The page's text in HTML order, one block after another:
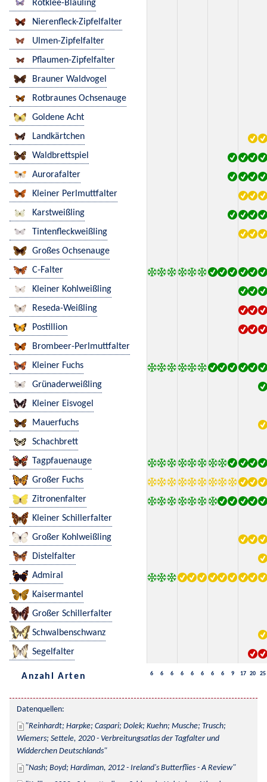
Rotklee-Bläuling
Nierenfleck-Zipfelfalter
Ulmen-Zipfelfalter
Pflaumen-Zipfelfalter
Brauner Waldvogel
Rotbraunes Ochsenauge
Goldene Acht
Landkärtchen
Waldbrettspiel
Aurorafalter
Kleiner Perlmuttfalter
Karstweißling
Tintenfleckweißling
Großes Ochsenauge
C-Falter
Kleiner Kohlweißling
Reseda-Weißling
Postillion
Brombeer-Perlmuttfalter
Kleiner Fuchs
Grünaderweißling
Kleiner Eisvogel
Mauerfuchs
Schachbrett
Tagpfauenauge
Großer Fuchs
Zitronenfalter
Kleiner Schillerfalter
Großer Kohlweißling
Distelfalter
Admiral
Kaisermantel
Großer Schillerfalter
Schwalbenschwanz
Segelfalter
Anzahl Arten 6 6 6 6 6 6 6 6 9 17 20 25
Datenquellen:
Reinhardt; Harpke; Caspari; Dolek; Kuehn; Musche; Trusch;
Wiemers; Settele, 2020 - Verbreitungsatlas der Tagfalter und
Widderchen Deutschlands
Nash; Boyd; Hardiman, 2012 - Ireland's Butterflies - A Review